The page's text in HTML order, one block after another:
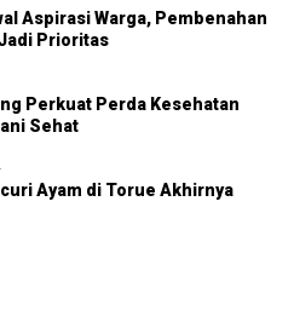
Aspirasi Warga, Pembenahan
Prioritas
Perkuat Perda Kesehatan
Sehat
Ayam di Torue Akhirnya